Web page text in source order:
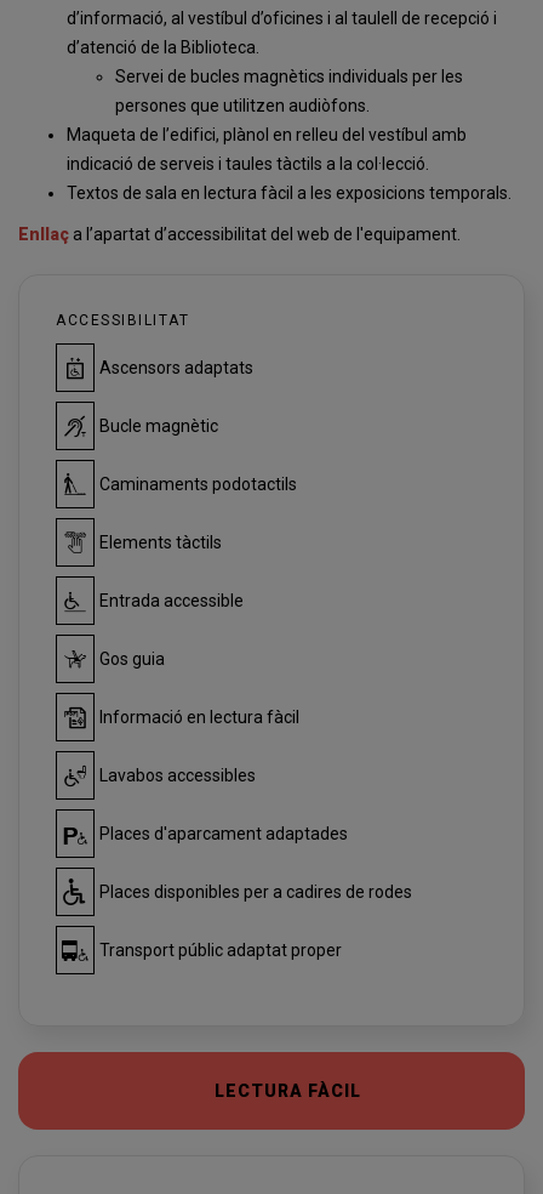
d’informació, al vestíbul d’oficines i al taulell de recepció i
d’atenció de la Biblioteca.
Servei de bucles magnètics individuals per les
persones que utilitzen audiòfons.
Maqueta de l’edifici, plànol en relleu del vestíbul amb
indicació de serveis i taules tàctils a la col·lecció.
Textos de sala en lectura fàcil a les exposicions temporals.
Enllaç a l’apartat d’accessibilitat del web de l'equipament.
ACCESSIBILITAT
Ascensors adaptats
Bucle magnètic
Caminaments podotactils
Elements tàctils
Entrada accessible
Gos guia
Informació en lectura fàcil
Lavabos accessibles
Places d'aparcament adaptades
Places disponibles per a cadires de rodes
Transport públic adaptat proper
LECTURA FÀCIL